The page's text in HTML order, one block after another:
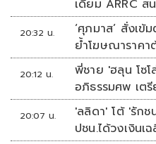
เดียม ARRC
20:32 น.
‘ศุภมาส’ สั่งเข้
ย้ำโฆษณาราคา
20:12 น.
พี่ชาย 'ฮลุน โซ
อภิธรรมศพ เต
20:07 น.
'ลลิดา' โต้ 'รัก
ปชน.ได้วงเงินเ